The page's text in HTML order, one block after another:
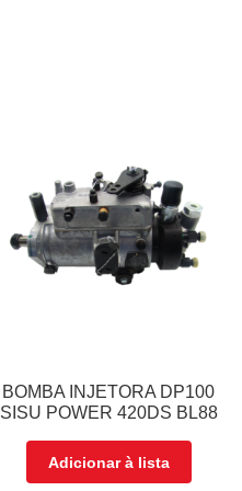
BOMBA INJETORA DP100
SISU POWER 420DS BL88
Adicionar à lista